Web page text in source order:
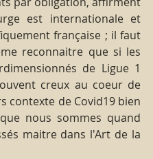
est internationale et
française ; il faut
reconnaitre que si les
de Ligue 1
creux au coeur de
contexte de Covid19 bien
nous sommes quand
maitre dans l'Art de la